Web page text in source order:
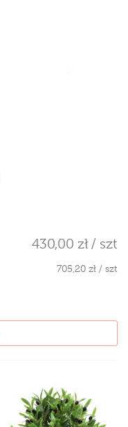
430,00 zł / szt
705,20 zł / szt